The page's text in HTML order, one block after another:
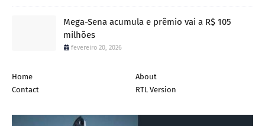
Mega-Sena acumula e prêmio vai a R$ 105
milhões
fevereiro 20, 2026
Home
About
Contact
RTL Version